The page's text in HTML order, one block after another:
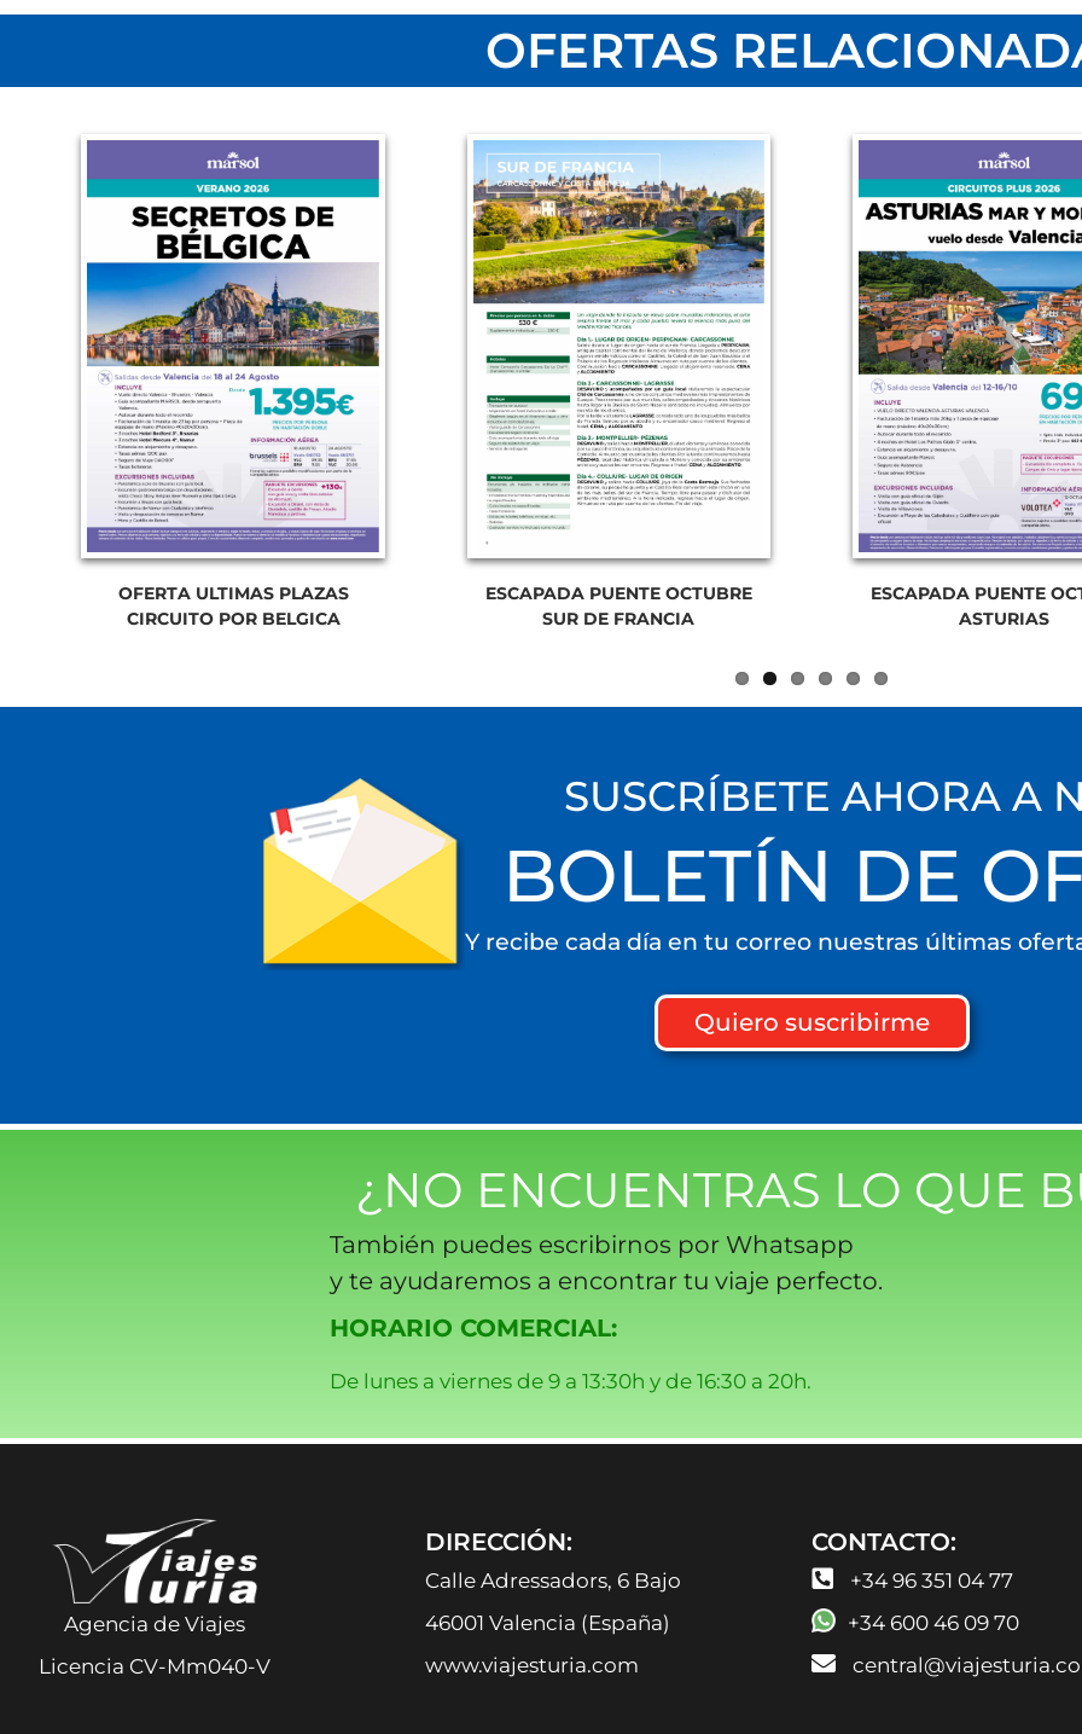
OFERTAS
OFERTA ULTIMAS PLAZAS
CIRCUITO POR BELGICA
ESCAPADA PUENTE OCTUBRE
SUR DE FRANCIA
ESCAPADA PUENTE
ASTURIAS
SUSCRÍBETE AHORA A
BOLETÍN DE
Y recibe cada día en tu correo nuestras últimas
Quiero suscribirme
¿NO ENCUENTRAS LO QUE
También puedes escribirnos por Whatsapp
y te ayudaremos a encontrar tu viaje perfecto.
HORARIO COMERCIAL:
De lunes a viernes de 9 a 13:30h y de 16:30 a 20h.
Agencia de Viajes
Licencia CV-Mm040-V
DIRECCIÓN:
Calle Adressadors, 6 Bajo
46001 Valencia (España)
www.viajesturia.com
CONTACTO:
+34 96 351 04 77
+34 600 46 09 70